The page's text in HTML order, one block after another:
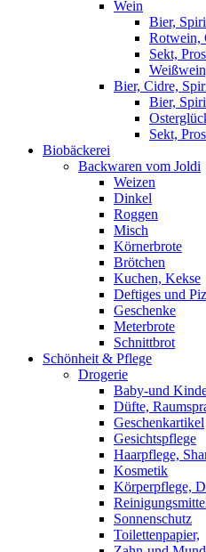
Wein
Bier,
Rotwein,
Sekt,
Bier, Cidre,
Bier,
Sekt,
Biobäckerei
Backwaren vom Joldi
Weizen
Dinkel
Roggen
Misch
Körnerbrote
Brötchen
Kuchen, Kekse
Deftiges und
Geschenke
Meterbrote
Schnittbrot
Schönheit & Pflege
Drogerie
Baby-und
Düfte,
Geschenkartikel
Gesichtspflege
Haarpflege,
Kosmetik
Körperpflege,
Sonnenschutz
Toilettenpapier,